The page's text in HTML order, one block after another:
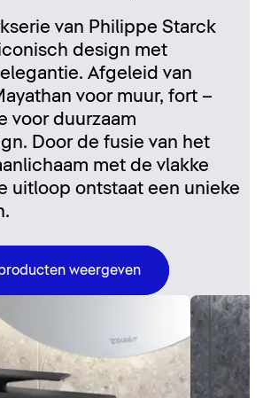
van Philippe Starck
design met
Afgeleid van
voor muur, fort –
voor duurzaam
Door de fusie van het
met de vlakke
uitloop ontstaat een unieke
weergeven